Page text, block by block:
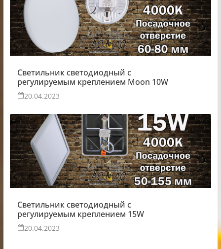
Светильник светодиодный с
регулируемым креплением Moon 10W
20.04.2023
Светильник светодиодный с
регулируемым креплением 15W
20.04.2023